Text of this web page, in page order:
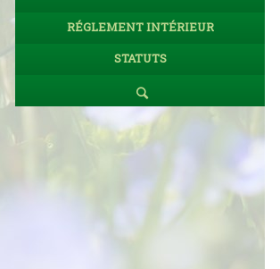
RÉGLEMENT INTÉRIEUR
STATUTS